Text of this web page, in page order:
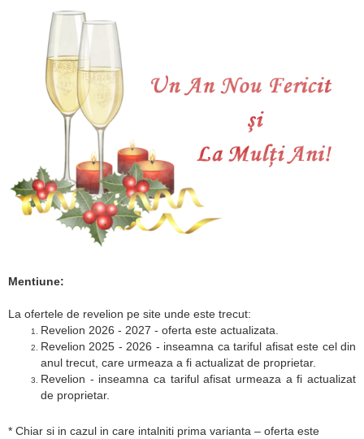
Mentiune:
La ofertele de revelion pe site unde este trecut:
Revelion 2026 - 2027 - oferta este actualizata.
Revelion 2025 - 2026 - inseamna ca tariful afisat este cel din
anul trecut, care urmeaza a fi actualizat de proprietar.
Revelion - inseamna ca tariful afisat urmeaza a fi actualizat
de proprietar.
* Chiar si in cazul in care intalniti prima varianta – oferta este